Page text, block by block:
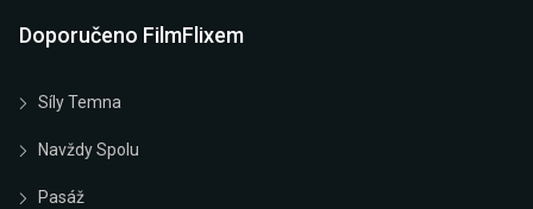
Doporučeno FilmFlixem
Síly Temna
Navždy Spolu
Pasáž